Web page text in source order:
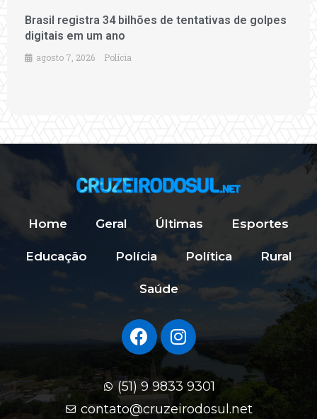
Brasil registra 34 bilhões de tentativas de golpes
digitais em um ano
agosto 7, 2026 Polícia
Home Geral Últimas Esportes
Educação Polícia Política Rural
Saúde
(51) 9 9833 9301
contato@cruzeirodosul.net